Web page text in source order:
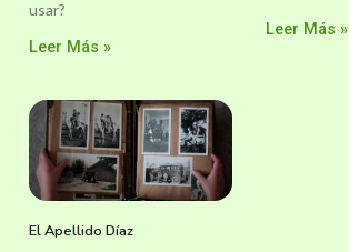
usar?
Leer Más »
Leer Más »
El Apellido Díaz